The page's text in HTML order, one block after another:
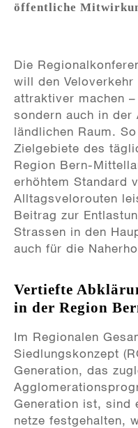
öffentliche
Die
will den
attraktiver machen
sondern auch in der
ländlichen Raum.
Zielgebiete des
Region Bern-
erhöhtem Standard
Alltagsvelorouten
Beitrag zur
Strassen in den
auch für die
Vertiefte
in der Region
Im Regionalen
Siedlungskonzept
Generation, das
Generation ist, sind
netze festgehalten,